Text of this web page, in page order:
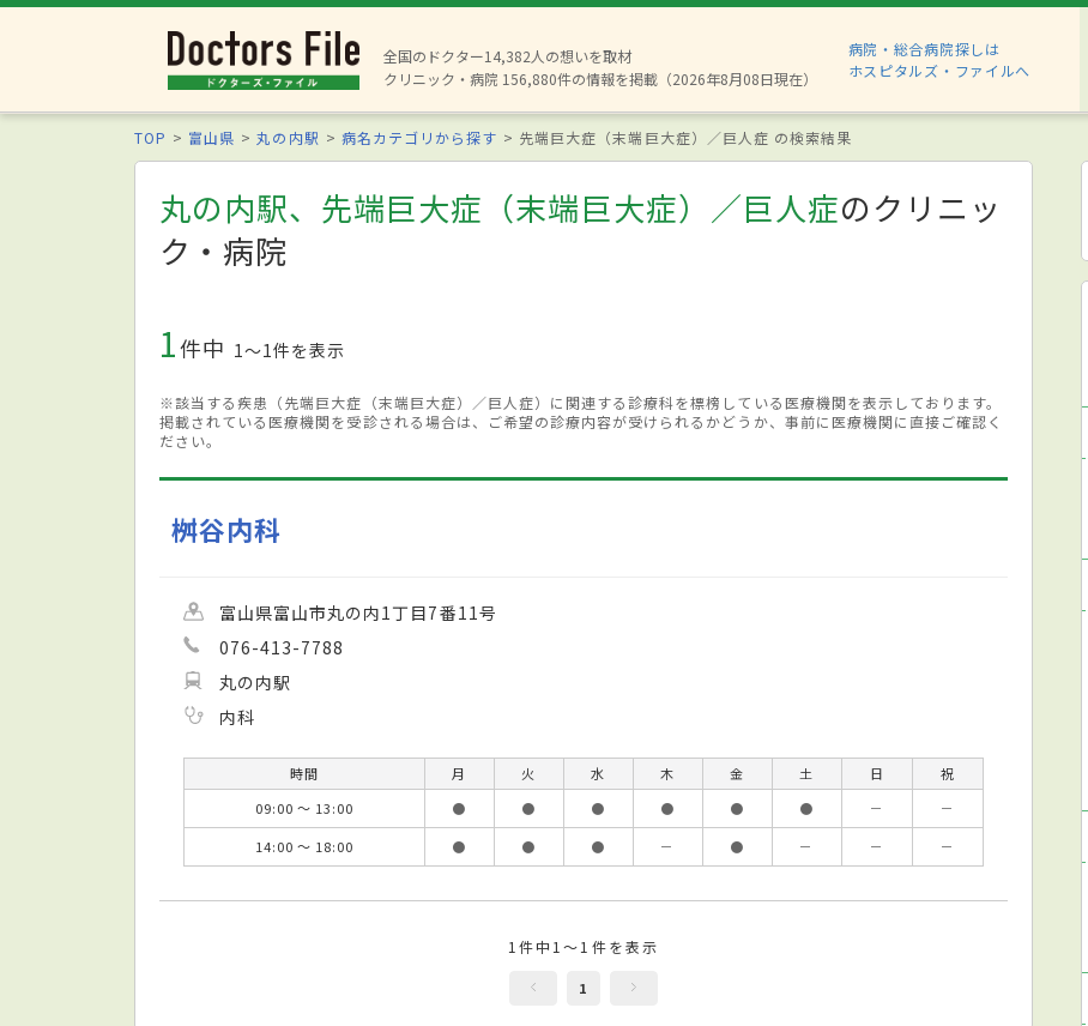
全国のドクター14,382人の想いを取材
クリニック・病院 156,880件の情報を掲載（2026年8月08日現在）
病院・総合病院探しは
ホスピタルズ・ファイルへ
TOP 富山県 丸の内駅 病名カテゴリから探す 先端巨大症（末端巨大症）／巨人症 の検索結果
丸の内駅、先端巨大症（末端巨大症）／巨人症のクリニッ
ク・病院
1件中 1〜1件を表示
※該当する疾患（先端巨大症（末端巨大症）／巨人症）に関連する診療科を標榜している医療機関を表示しております。
掲載されている医療機関を受診される場合は、ご希望の診療内容が受けられるかどうか、事前に医療機関に直接ご確認く
ださい。
桝谷内科
富山県富山市丸の内1丁目7番11号
076-413-7788
丸の内駅
内科
時間 月 火 水 木 金 土 日
祝
09:00 ～ 13:00
● ● ● ● ● ● －
－
14:00 ～ 18:00
● ● ● － ● － － －
1件中1～1件を表示
1